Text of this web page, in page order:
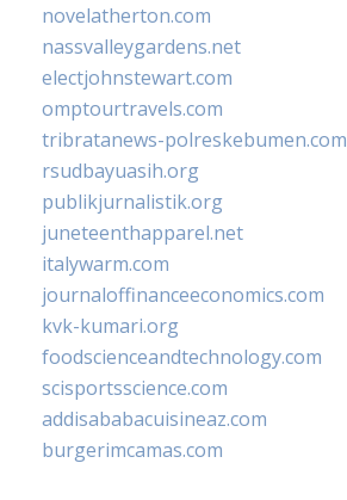
novelatherton.com
nassvalleygardens.net
electjohnstewart.com
omptourtravels.com
tribratanews-polreskebumen.com
rsudbayuasih.org
publikjurnalistik.org
juneteenthapparel.net
italywarm.com
journaloffinanceeconomics.com
kvk-kumari.org
foodscienceandtechnology.com
scisportsscience.com
addisababacuisineaz.com
burgerimcamas.com